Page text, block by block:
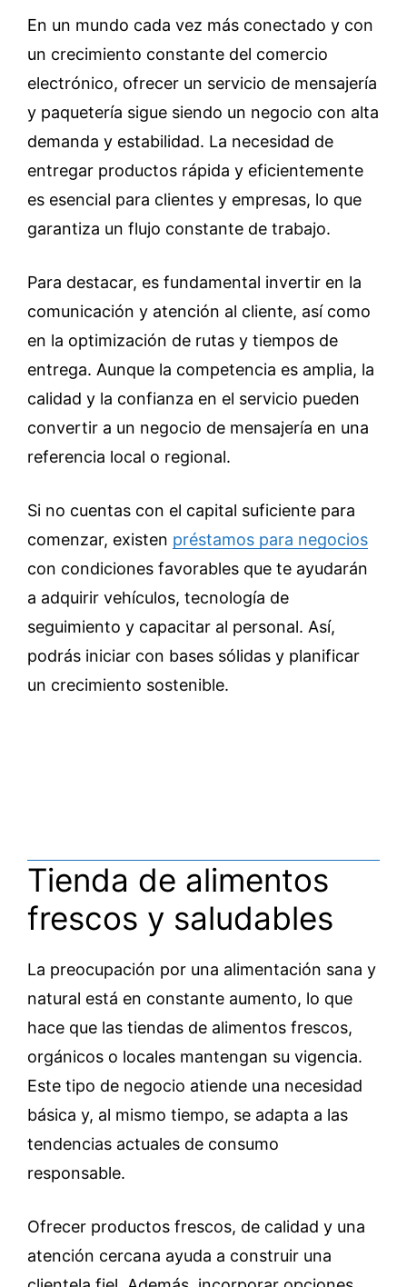
En un mundo cada vez más conectado y con
un crecimiento constante del comercio
electrónico, ofrecer un servicio de mensajería
y paquetería sigue siendo un negocio con alta
demanda y estabilidad. La necesidad de
entregar productos rápida y eficientemente
es esencial para clientes y empresas, lo que
garantiza un flujo constante de trabajo.
Para destacar, es fundamental invertir en la
comunicación y atención al cliente, así como
en la optimización de rutas y tiempos de
entrega. Aunque la competencia es amplia, la
calidad y la confianza en el servicio pueden
convertir a un negocio de mensajería en una
referencia local o regional.
Si no cuentas con el capital suficiente para
comenzar, existen préstamos para negocios
con condiciones favorables que te ayudarán
a adquirir vehículos, tecnología de
seguimiento y capacitar al personal. Así,
podrás iniciar con bases sólidas y planificar
un crecimiento sostenible.
Tienda de alimentos
frescos y saludables
La preocupación por una alimentación sana y
natural está en constante aumento, lo que
hace que las tiendas de alimentos frescos,
orgánicos o locales mantengan su vigencia.
Este tipo de negocio atiende una necesidad
básica y, al mismo tiempo, se adapta a las
tendencias actuales de consumo
responsable.
Ofrecer productos frescos, de calidad y una
atención cercana ayuda a construir una